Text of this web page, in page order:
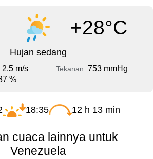
+28°C
Hujan sedang
2.5 m/s Tekanan: 753 mmHg
%
18:35 12 h 13 min
cuaca lainnya untuk
Venezuela